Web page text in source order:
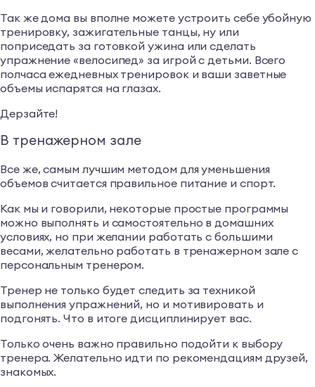
Так же дома вы вполне можете устроить себе убойную
тренировку, зажигательные танцы, ну или
поприседать за готовкой ужина или сделать
упражнение «велосипед» за игрой с детьми. Всего
полчаса ежедневных тренировок и ваши заветные
объемы испарятся на глазах.
Дерзайте!
В тренажерном зале
Все же, самым лучшим методом для уменьшения
объемов считается правильное питание и спорт.
Как мы и говорили, некоторые простые программы
можно выполнять и самостоятельно в домашних
условиях, но при желании работать с большими
весами, желательно работать в тренажерном зале с
персональным тренером.
Тренер не только будет следить за техникой
выполнения упражнений, но и мотивировать и
подгонять. Что в итоге дисциплинирует вас.
Только очень важно правильно подойти к выбору
тренера. Желательно идти по рекомендациям друзей,
знакомых.